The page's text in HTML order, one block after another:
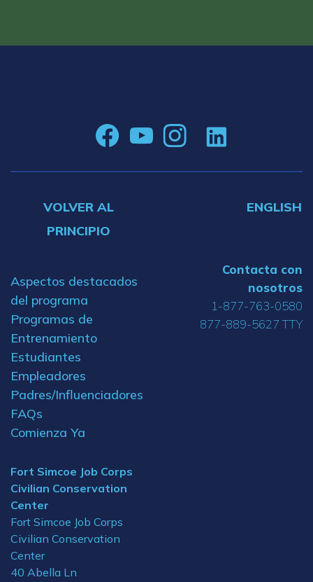
VOLVER AL
PRINCIPIO
ENGLISH
Aspectos destacados
del programa
Programas de
Entrenamiento
Estudiantes
Empleadores
Padres/Influenciadores
FAQs
Comienza Ya
Fort Simcoe Job Corps
Civilian Conservation
Center
Fort Simcoe Job Corps
Civilian Conservation
Center
40 Abella Ln
Contacta con
nosotros
1-877-763-0580
877-889-5627 TTY